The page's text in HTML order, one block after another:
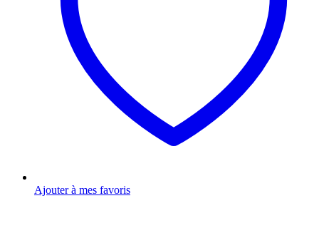
Ajouter à mes favoris